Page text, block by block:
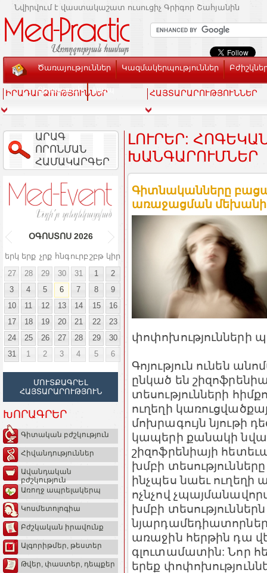
Նվիրվում է վաստակաշատ ուսուցիչ Գրիգոր Շահյանին
Ծառայություններ Կազմակերպություններ
Տեսասրահ Կապ
ԻՐԱԴԱՐՁՈՒԹՅՈՒՆՆԵՐ ՀԱՅՏԱՐԱՐՈՒԹՅՈՒՆՆԵՐ
ԱՐԱԳ
ՈՐՈՆՄԱՆ
ՀԱՄԱԿԱՐԳԵՐ
ՕԳՈՍՏՈՍ 2026
երկ երք չրք հնգուրբ շբթ կիր
27
28 29 30 31 1
2
3
4 5 6 7 8
9
10
11 12 13 14 15
16
17
18 19 20 21 22
23
24
25 26 27 28 29
30
31
1 2 3 4 5 6
ՄՈՒՏՔԱԳՐԵԼ
ՀԱՅՏԱՐԱՐՈՒԹՅՈՒՆ
ԽՈՐԱԳՐԵՐ
Գիտական բժշկություն
Հիվանդություններ
Ավանդական
բժշկություն
Առողջ ապրելակերպ
Կոսմետոլոգիա
Բժշկական իրավունք
Ալգորիթմեր, թեստեր
Թվեր, փաստեր, դեպքեր
ԼՈՒՐԵՐ: ՀՈԳԵԿԱՆ
ԱՆԳԱՐՈՒՄՆԵՐ
Գիտնականները
առաջացման
փոփոխությունների
Գոյություն ունեն
ընկած են
տեսությունների
ուղեղի
մոխրագույն նյութի
կապերի քանակի
շիզոֆրենիայի
խմբի
ինչպես նաեւ ուղեղի
ոչնչով
խմբի
առաջին հերթին դա
գլուտամատին: Նոր
երեք